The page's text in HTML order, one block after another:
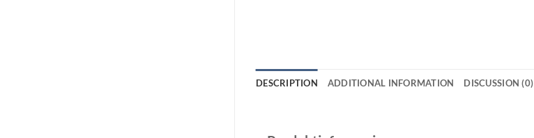
DESCRIPTION ADDITIONAL INFORMATION DISCUSSION (0)